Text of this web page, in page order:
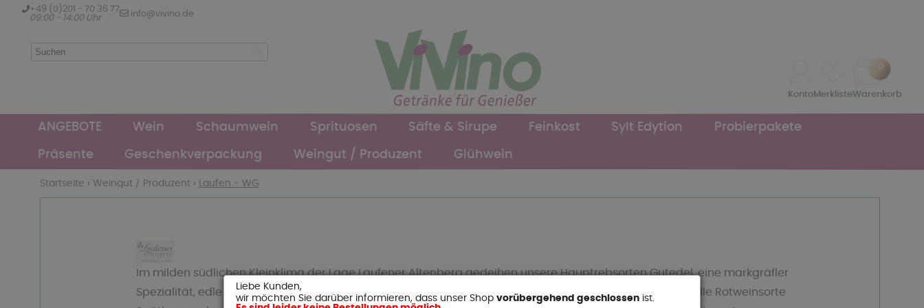
+49 (0)201 - 70 36 77
09:00 - 14:00 Uhr
info@vivino.de
0
Warenkorb
Merkliste
Konto
ANGEBOTE Wein Schaumwein Sprituosen Säfte & Sirupe Feinkost Sylt Edytion Probierpakete
Präsente Geschenkverpackung Weingut / Produzent Glühwein
Startseite › Weingut / Produzent › Laufen - WG
Im milden südlichen Kleinklima der Lage Laufener Altenberg gedeihen unsere Hauptrebsorten Gutedel, eine markgräfler
Spezialität, edle Trauben vom Weißen Burgunder, Grauen Burgunder, Chardonnay und die anspruchsvolle Rotweinsorte
Liebe Kunden,
wir möchten Sie darüber informieren, dass unser Shop vorübergehend geschlossenist.